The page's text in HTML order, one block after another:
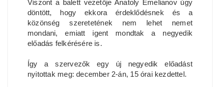
Viszont a balett vezetője Anatoly Emelianov úgy
döntött, hogy ekkora érdeklődésnek és a
közönség szeretetének nem lehet nemet
mondani, emiatt igent mondtak a negyedik
előadás felkérésére is.
Így a szervezők egy új negyedik előadást
nyitottak meg: december 2-án, 15 órai kezdettel.